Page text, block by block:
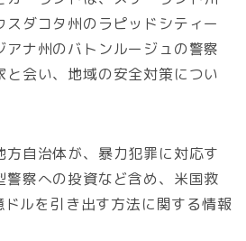
ダコタ州のラピッドシティー
アナ州のバトンルージュの警察
と会い、地域の安全対策につい
方自治体が、暴力犯罪に対応す
警察への投資など含め、米国救
ルを引き出す方法に関する情報